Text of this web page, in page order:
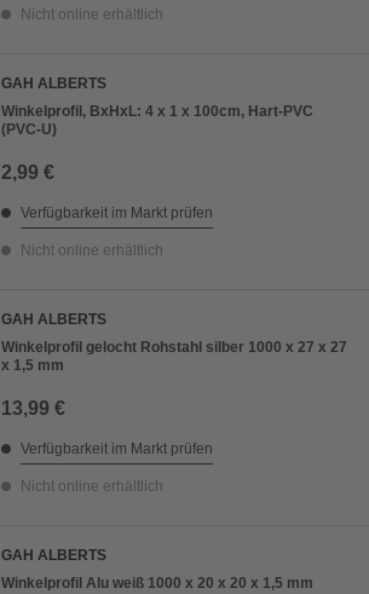
Nicht online erhältlich
GAH ALBERTS
Winkelprofil, BxHxL: 4 x 1 x 100cm, Hart-PVC
(PVC-U)
2,99 €
Verfügbarkeit im Markt prüfen
Nicht online erhältlich
GAH ALBERTS
Winkelprofil gelocht Rohstahl silber 1000 x 27 x 27
x 1,5 mm
13,99 €
Verfügbarkeit im Markt prüfen
Nicht online erhältlich
GAH ALBERTS
Winkelprofil Alu weiß 1000 x 20 x 20 x 1,5 mm